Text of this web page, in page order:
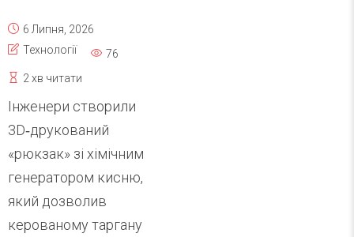
6 Липня, 2026
Технології
76
2 хв читати
Інженери створили
3D‑друкований
«рюкзак» зі хімічним
генератором кисню,
який дозволив
керованому таргану